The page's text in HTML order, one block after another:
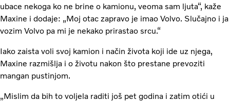
ubace nekoga ko ne brine o kamionu, veoma sam ljuta“, kaže
Maxine i dodaje: „Moj otac zapravo je imao Volvo. Slučajno i ja
vozim Volvo pa mi je nekako prirastao srcu.“
Iako zaista voli svoj kamion i način života koji ide uz njega,
Maxine razmišlja i o životu nakon što prestane prevoziti
mangan pustinjom.
„Mislim da bih to voljela raditi još pet godina i zatim otići u